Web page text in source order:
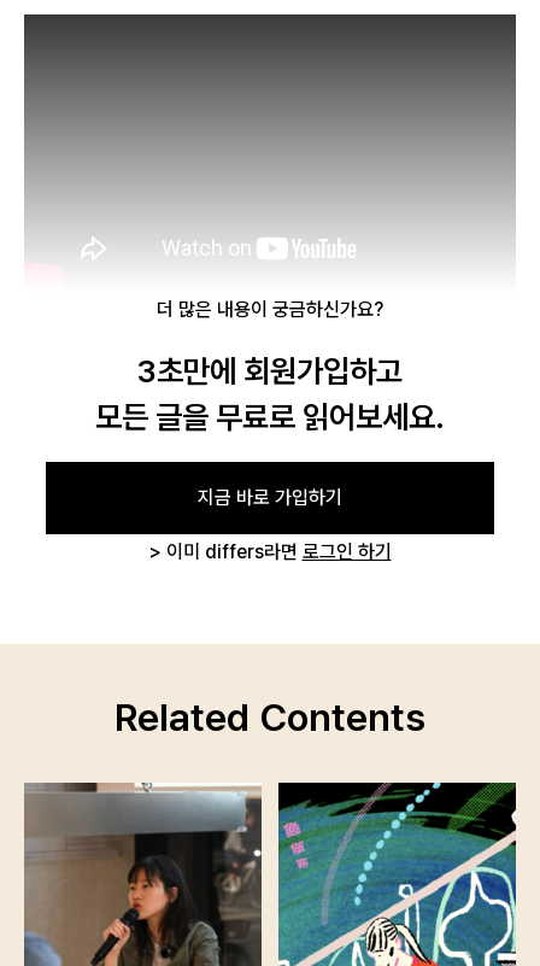
더 많은 내용이 궁금하신가요?
3초만에 회원가입하고
모든 글을 무료로 읽어보세요.
지금 바로 가입하기
> 이미 differs라면 로그인 하기
Related Contents
로그인
카카오로 시작하기
회원가입 비밀번호 찾기